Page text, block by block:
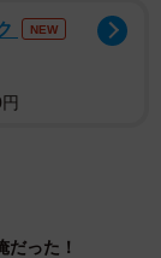
NEW
だった！